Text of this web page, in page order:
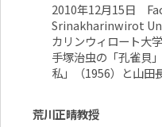
2010年12月15日
Srinakharinwirot
カリンウィロート大学
手塚治虫の「孔雀貝
私」（1956）と山
荒川正晴教授